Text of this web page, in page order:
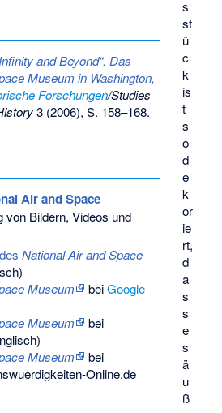
s
st
ü
c
k
is
t
s
o
d
e
k
or
ie
rt,
d
a
s
s
e
s
ä
u
ß
and Beyond“. Das
Museum in Washington,
Forschungen/Studies
3 (2006), S. 158–168.
Air and Space
von Bildern, Videos und
National Air and Space
Museum
beiGoogle
Museum
bei
Museum
bei
Online.de